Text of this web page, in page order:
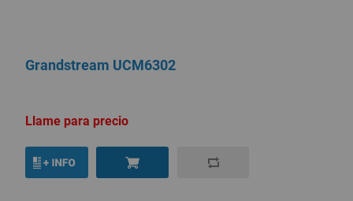
Grandstream UCM6302
Llame para precio